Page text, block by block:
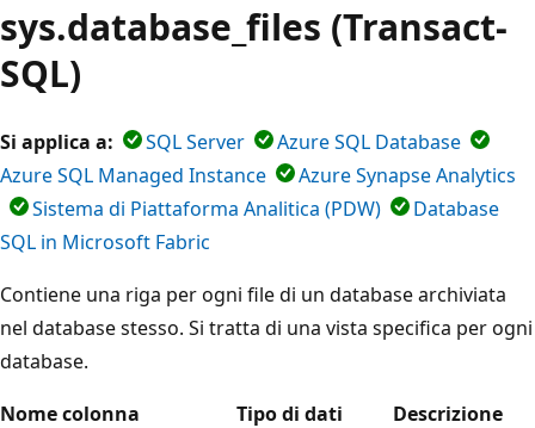
sys.database_files (Transact-
SQL)
Si applica a: SQL Server
Azure SQL Database
Azure SQL Managed Instance
Azure Synapse Analytics
Sistema di Piattaforma Analitica (PDW)
Database
SQL in Microsoft Fabric
Contiene una riga per ogni file di un database archiviata
nel database stesso. Si tratta di una vista specifica per ogni
database.
Nome colonna
Tipo di dati Descrizione